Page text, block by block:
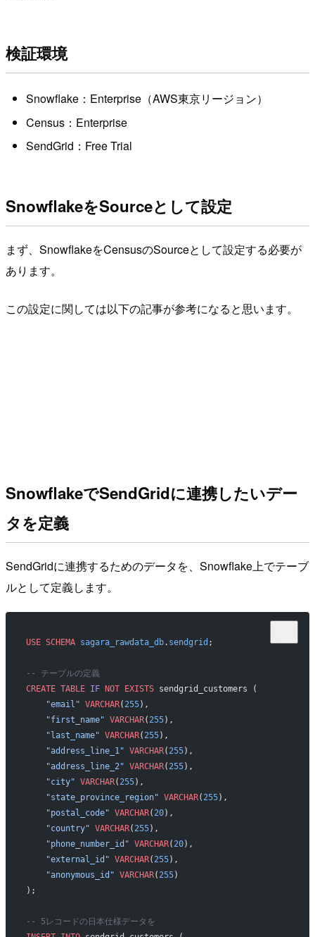
検証環境
Snowflake：Enterprise（AWS東京リージョン）
Census：Enterprise
SendGrid：Free Trial
SnowflakeをSourceとして設定
まず、SnowflakeをCensusのSourceとして設定する必要が
あります。
この設定に関しては以下の記事が参考になると思います。
SnowflakeでSendGridに連携したいデー
タを定義
SendGridに連携するためのデータを、Snowflake上でテーブ
ルとして定義します。
USE SCHEMA sagara_rawdata_db. sendgrid ;
-- テーブルの定義
CREATE TABLE IF NOT EXISTS sendgrid_customers (
    "email"
VARCHAR( 255),
    "first_name"
VARCHAR( 255),
    "last_name"
VARCHAR( 255),
    "address_line_1"
VARCHAR( 255),
    "address_line_2"
VARCHAR( 255),
    "city"
VARCHAR( 255),
    "state_province_region"
VARCHAR( 255),
    "postal_code"
VARCHAR( 20),
    "country"
VARCHAR( 255),
    "phone_number_id"
VARCHAR( 20),
    "external_id"
VARCHAR( 255),
    "anonymous_id"
VARCHAR( 255)
);
-- 5レコードの日本仕様データを